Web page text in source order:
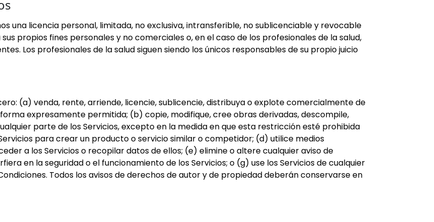
una licencia personal, limitada, no exclusiva, intransferible, no sublicenciable y revocable
propios fines personales y no comerciales o, en el caso de los profesionales de la salud,
Los profesionales de la salud siguen siendo los únicos responsables de su propio juicio
(a) venda, rente, arriende, licencie, sublicencie, distribuya o explote comercialmente de
expresamente permitida; (b) copie, modifique, cree obras derivadas, descompile,
parte de los Servicios, excepto en la medida en que esta restricción esté prohibida
para crear un producto o servicio similar o competidor; (d) utilice medios
a los Servicios o recopilar datos de ellos; (e) elimine o altere cualquier aviso de
en la seguridad o el funcionamiento de los Servicios; o (g) use los Servicios de cualquier
Todos los avisos de derechos de autor y de propiedad deberán conservarse en